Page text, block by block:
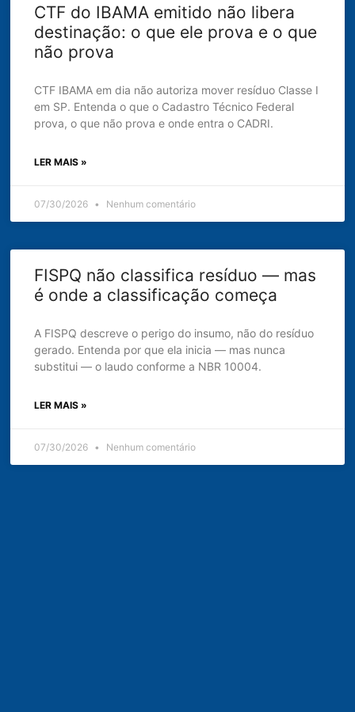
CTF do IBAMA emitido não libera
destinação: o que ele prova e o que
não prova
CTF IBAMA em dia não autoriza mover resíduo Classe I
em SP. Entenda o que o Cadastro Técnico Federal
prova, o que não prova e onde entra o CADRI.
LER MAIS »
07/30/2026 Nenhum comentário
FISPQ não classifica resíduo — mas
é onde a classificação começa
A FISPQ descreve o perigo do insumo, não do resíduo
gerado. Entenda por que ela inicia — mas nunca
substitui — o laudo conforme a NBR 10004.
LER MAIS »
07/30/2026 Nenhum comentário